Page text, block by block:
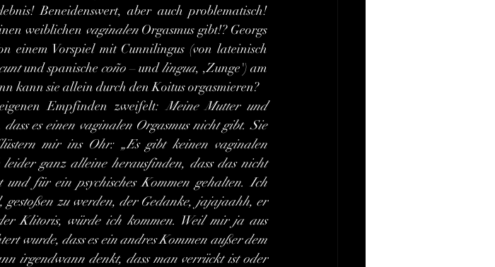
weiblichen vaginalen Orgasmus gibt!? Georgs
und spanische coño – und lingua, ,Zunge') am
kann sie allein durch den Koitus orgasmieren?
eigenen Empfinden zweifelt:
Meine Mutter und
es einen vaginalen Orgasmus nicht gibt. Sie
mir ins Ohr: „Es gibt keinen vaginalen
ganz alleine herausfinden, dass das nicht
für ein psychisches Kommen gehalten. Ich
zu werden, der Gedanke, jajajaahh, er
Klitoris, würde ich kommen. Weil mir ja aus
wurde, dass es ein andres Kommen außer dem
irgendwann denkt, dass man verrückt ist oder